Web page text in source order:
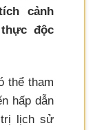
cảnh
độc
thể tham
hấp dẫn
lịch sử